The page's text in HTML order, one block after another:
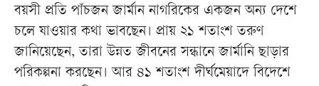
বয়সী প্রতি পাঁচজন জার্মান নাগরিকের একজন অন্য দেশে
চলে যাওয়ার কথা ভাবছেন। প্রায় ২১ শতাংশ তরুণ
জানিয়েছেন, তারা উন্নত জীবনের সন্ধানে জার্মানি ছাড়ার
পরিকল্পনা করছেন। আর ৪১ শতাংশ দীর্ঘমেয়াদে বিদেশে